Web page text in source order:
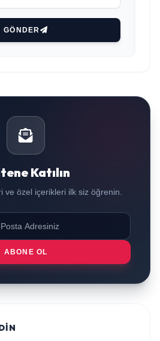
GÖNDER
Katılın
ve özel içerikleri ilk siz öğrenin.
ABONE OL